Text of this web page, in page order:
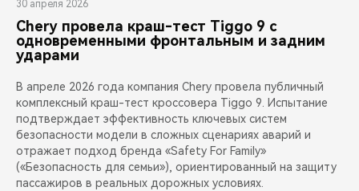
30 апреля 2026
Chery провела краш-тест Tiggo 9 с
одновременными фронтальным и задним
ударами
В апреле 2026 года компания Chery провела публичный
комплексный краш-тест кроссовера Tiggo 9. Испытание
подтверждает эффективность ключевых систем
безопасности модели в сложных сценариях аварий и
отражает подход бренда «Safety For Family»
(«Безопасность для семьи»), ориентированный на защиту
пассажиров в реальных дорожных условиях.